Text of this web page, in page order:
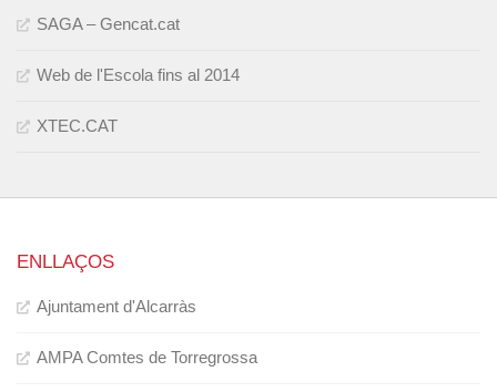
SAGA – Gencat.cat
Web de l'Escola fins al 2014
XTEC.CAT
ENLLAÇOS
Ajuntament d'Alcarràs
AMPA Comtes de Torregrossa